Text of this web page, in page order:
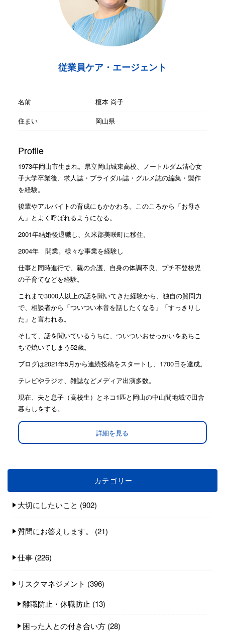
従業員ケア・エージェント
名前
榎本 尚子
住まい
岡山県
Profile
1973年岡山市生まれ。県立岡山城東高校、ノートルダム清心女
子大学卒業後、求人誌・ブライダル誌・グルメ誌の編集・製作
を経験。
後輩やアルバイトの育成にもかかわる。このころから「お母さ
ん」とよく呼ばれるようになる。
2001年結婚後退職し、久米郡美咲町に移住。
2004年 開業。様々な事業を経験し
仕事と同時進行で、親の介護、自身の体調不良、プチ不登校児
の子育てなどを経験。
これまで3000人以上の話を聞いてきた経験から、独自の質問力
で、相談者から「ついつい本音を話したくなる」「すっきりし
た」と言われる。
そして、話を聞いているうちに、ついついおせっかいをあちこ
ちで焼いてしまう52歳。
ブログは2021年5月から連続投稿をスタートし、1700日を達成。
テレビやラジオ、雑誌などメディア出演多数。
現在、夫と息子（高校生）とネコ1匹と岡山の中山間地域で田舎
暮らしをする。
詳細を見る
カテゴリー
大切にしたいこと (902)
質問にお答えします。 (21)
仕事 (226)
リスクマネジメント (396)
離職防止・休職防止 (13)
困った人との付き合い方 (28)